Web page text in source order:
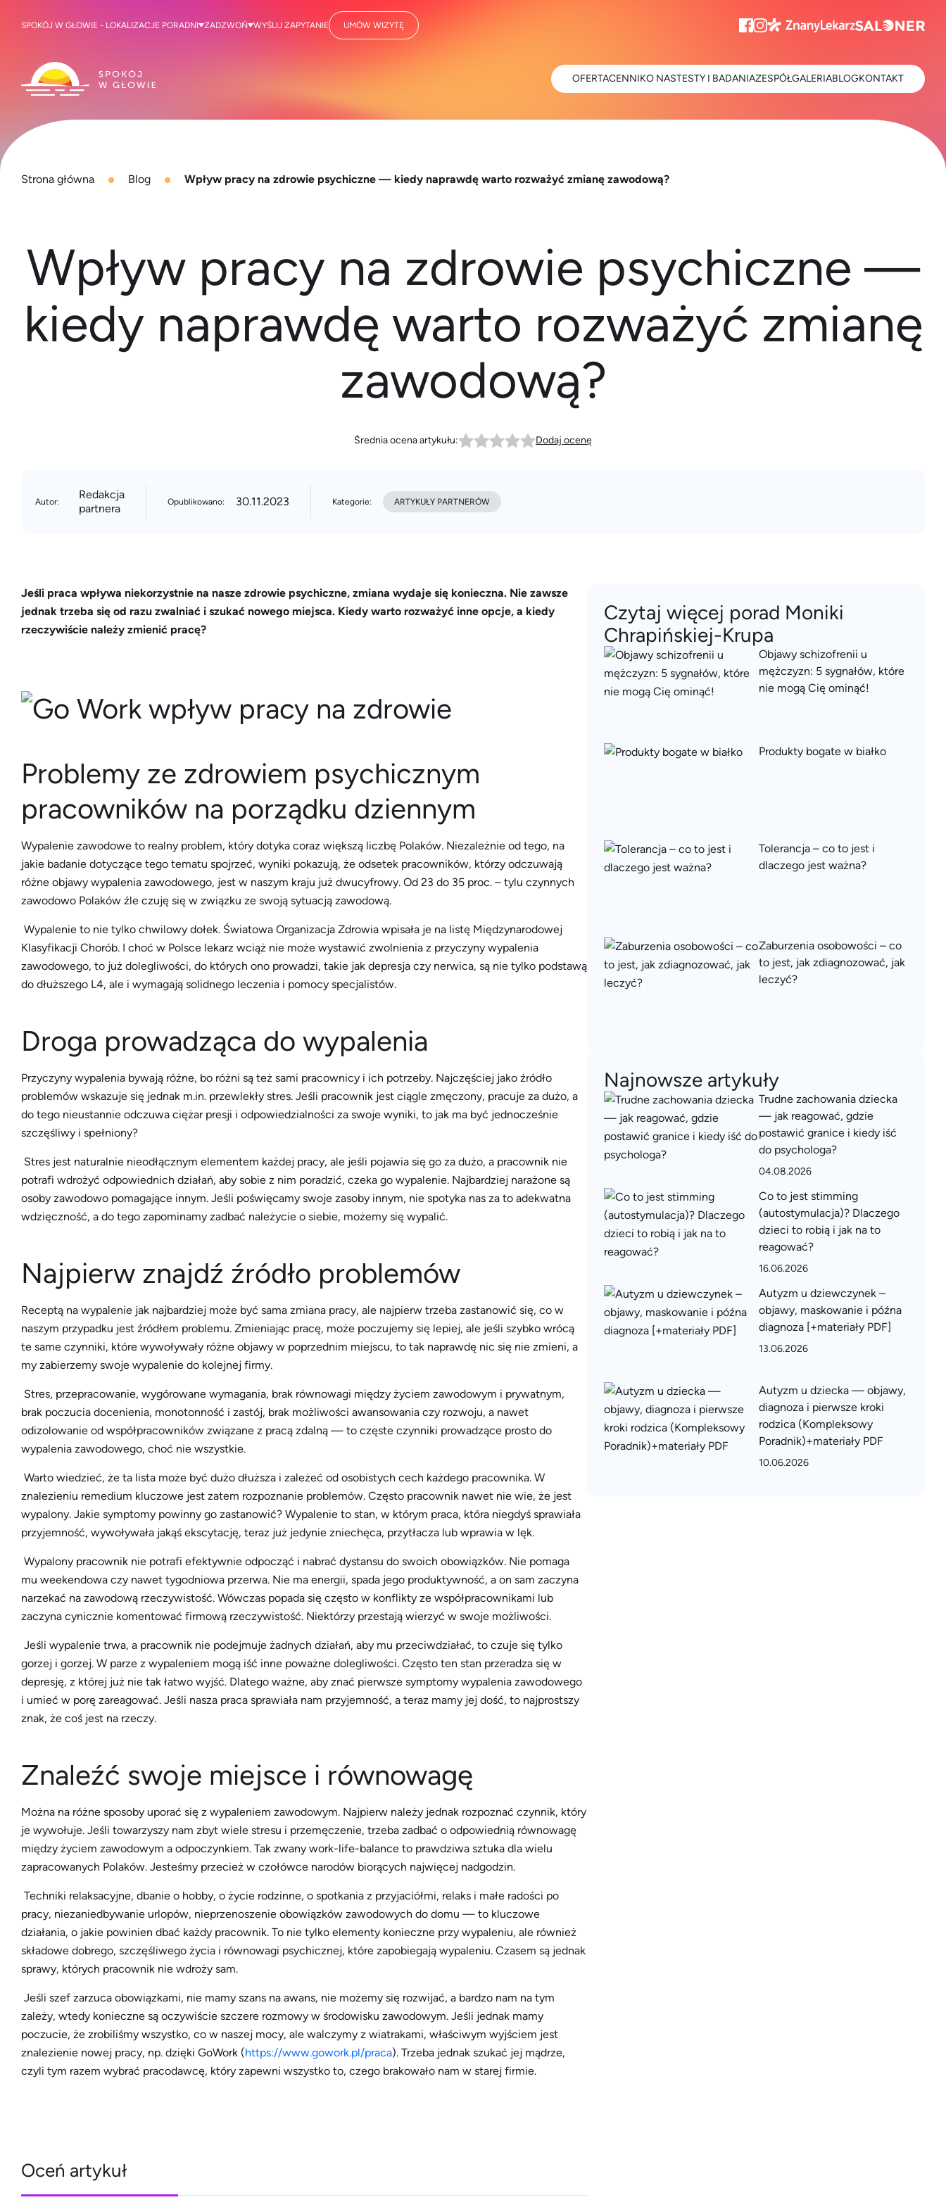
Strona główna Blog Wpływ pracy na zdrowie psychiczne — kiedy naprawdę warto rozważyć zmianę zawodową?
Wpływ pracy na zdrowie psychiczne —
kiedy naprawdę warto rozważyć zmianę
zawodową?
Średnia ocena artykułu: Dodaj ocenę
Autor:
Redakcja
partnera
Opublikowano: 30.11.2023 Kategorie: ARTYKUŁY PARTNERÓW
Jeśli praca wpływa niekorzystnie na nasze zdrowie psychiczne, zmiana wydaje się konieczna. Nie zawsze
jednak trzeba się od razu zwalniać i szukać nowego miejsca. Kiedy warto rozważyć inne opcje, a kiedy
rzeczywiście należy zmienić pracę?
Problemy ze zdrowiem psychicznym
pracowników na porządku dziennym
Wypalenie zawodowe to realny problem, który dotyka coraz większą liczbę Polaków. Niezależnie od tego, na
jakie badanie dotyczące tego tematu spojrzeć, wyniki pokazują, że odsetek pracowników, którzy odczuwają
różne objawy wypalenia zawodowego, jest w naszym kraju już dwucyfrowy. Od 23 do 35 proc. – tylu czynnych
zawodowo Polaków źle czuję się w związku ze swoją sytuacją zawodową.
Wypalenie to nie tylko chwilowy dołek. Światowa Organizacja Zdrowia wpisała je na listę Międzynarodowej
Klasyfikacji Chorób. I choć w Polsce lekarz wciąż nie może wystawić zwolnienia z przyczyny wypalenia
zawodowego, to już dolegliwości, do których ono prowadzi, takie jak depresja czy nerwica, są nie tylko podstawą
do dłuższego L4, ale i wymagają solidnego leczenia i pomocy specjalistów.
Droga prowadząca do wypalenia
Przyczyny wypalenia bywają różne, bo różni są też sami pracownicy i ich potrzeby. Najczęściej jako źródło
problemów wskazuje się jednak m.in. przewlekły stres. Jeśli pracownik jest ciągle zmęczony, pracuje za dużo, a
do tego nieustannie odczuwa ciężar presji i odpowiedzialności za swoje wyniki, to jak ma być jednocześnie
szczęśliwy i spełniony?
Stres jest naturalnie nieodłącznym elementem każdej pracy, ale jeśli pojawia się go za dużo, a pracownik nie
potrafi wdrożyć odpowiednich działań, aby sobie z nim poradzić, czeka go wypalenie. Najbardziej narażone są
osoby zawodowo pomagające innym. Jeśli poświęcamy swoje zasoby innym, nie spotyka nas za to adekwatna
wdzięczność, a do tego zapominamy zadbać należycie o siebie, możemy się wypalić.
Najpierw znajdź źródło problemów
Receptą na wypalenie jak najbardziej może być sama zmiana pracy, ale najpierw trzeba zastanowić się, co w
naszym przypadku jest źródłem problemu. Zmieniając pracę, może poczujemy się lepiej, ale jeśli szybko wrócą
te same czynniki, które wywoływały różne objawy w poprzednim miejscu, to tak naprawdę nic się nie zmieni, a
my zabierzemy swoje wypalenie do kolejnej firmy.
Stres, przepracowanie, wygórowane wymagania, brak równowagi między życiem zawodowym i prywatnym,
brak poczucia docenienia, monotonność i zastój, brak możliwości awansowania czy rozwoju, a nawet
odizolowanie od współpracowników związane z pracą zdalną — to częste czynniki prowadzące prosto do
wypalenia zawodowego, choć nie wszystkie.
Warto wiedzieć, że ta lista może być dużo dłuższa i zależeć od osobistych cech każdego pracownika. W
znalezieniu remedium kluczowe jest zatem rozpoznanie problemów. Często pracownik nawet nie wie, że jest
wypalony. Jakie symptomy powinny go zastanowić? Wypalenie to stan, w którym praca, która niegdyś sprawiała
przyjemność, wywoływała jakąś ekscytację, teraz już jedynie zniechęca, przytłacza lub wprawia w lęk.
Wypalony pracownik nie potrafi efektywnie odpocząć i nabrać dystansu do swoich obowiązków. Nie pomaga
mu weekendowa czy nawet tygodniowa przerwa. Nie ma energii, spada jego produktywność, a on sam zaczyna
narzekać na zawodową rzeczywistość. Wówczas popada się często w konflikty ze współpracownikami lub
zaczyna cynicznie komentować firmową rzeczywistość. Niektórzy przestają wierzyć w swoje możliwości.
Jeśli wypalenie trwa, a pracownik nie podejmuje żadnych działań, aby mu przeciwdziałać, to czuje się tylko
gorzej i gorzej. W parze z wypaleniem mogą iść inne poważne dolegliwości. Często ten stan przeradza się w
depresję, z której już nie tak łatwo wyjść. Dlatego ważne, aby znać pierwsze symptomy wypalenia zawodowego
i umieć w porę zareagować. Jeśli nasza praca sprawiała nam przyjemność, a teraz mamy jej dość, to najprostszy
znak, że coś jest na rzeczy.
Znaleźć swoje miejsce i równowagę
Można na różne sposoby uporać się z wypaleniem zawodowym. Najpierw należy jednak rozpoznać czynnik, który
je wywołuje. Jeśli towarzyszy nam zbyt wiele stresu i przemęczenie, trzeba zadbać o odpowiednią równowagę
między życiem zawodowym a odpoczynkiem. Tak zwany work-life-balance to prawdziwa sztuka dla wielu
zapracowanych Polaków. Jesteśmy przecież w czołówce narodów biorących najwięcej nadgodzin.
Techniki relaksacyjne, dbanie o hobby, o życie rodzinne, o spotkania z przyjaciółmi, relaks i małe radości po
pracy, niezaniedbywanie urlopów, nieprzenoszenie obowiązków zawodowych do domu — to kluczowe
działania, o jakie powinien dbać każdy pracownik. To nie tylko elementy konieczne przy wypaleniu, ale również
składowe dobrego, szczęśliwego życia i równowagi psychicznej, które zapobiegają wypaleniu. Czasem są jednak
sprawy, których pracownik nie wdroży sam.
Jeśli szef zarzuca obowiązkami, nie mamy szans na awans, nie możemy się rozwijać, a bardzo nam na tym
zależy, wtedy konieczne są oczywiście szczere rozmowy w środowisku zawodowym. Jeśli jednak mamy
poczucie, że zrobiliśmy wszystko, co w naszej mocy, ale walczymy z wiatrakami, właściwym wyjściem jest
znalezienie nowej pracy, np. dzięki GoWork (https://www.gowork.pl/praca). Trzeba jednak szukać jej mądrze,
czyli tym razem wybrać pracodawcę, który zapewni wszystko to, czego brakowało nam w starej firmie.
Oceń artykuł
Czytaj więcej porad Moniki
Chrapińskiej-Krupa
Objawy schizofrenii u
mężczyzn: 5 sygnałów, które
nie mogą Cię ominąć!
Produkty bogate w białko
Tolerancja – co to jest i
dlaczego jest ważna?
Zaburzenia osobowości – co
to jest, jak zdiagnozować, jak
leczyć?
Najnowsze artykuły
Trudne zachowania dziecka
— jak reagować, gdzie
postawić granice i kiedy iść
do psychologa?
04.08.2026
Co to jest stimming
(autostymulacja)? Dlaczego
dzieci to robią i jak na to
reagować?
16.06.2026
Autyzm u dziewczynek –
objawy, maskowanie i późna
diagnoza [+materiały PDF]
13.06.2026
Autyzm u dziecka — objawy,
diagnoza i pierwsze kroki
rodzica (Kompleksowy
Poradnik)+materiały PDF
10.06.2026
SPOKÓJ W GŁOWIE - LOKALIZACJE PORADNI ZADZWOŃ WYŚLIJ ZAPYTANIE UMÓW WIZYTĘ
OFERTACENNIKO NASTESTY I BADANIAZESPÓŁGALERIABLOGKONTAKT